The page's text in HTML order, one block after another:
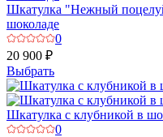
Шкатулка "Нежный
шоколаде
0
20 900 ₽
Выбрать
Шкатулка с клубникой в
0